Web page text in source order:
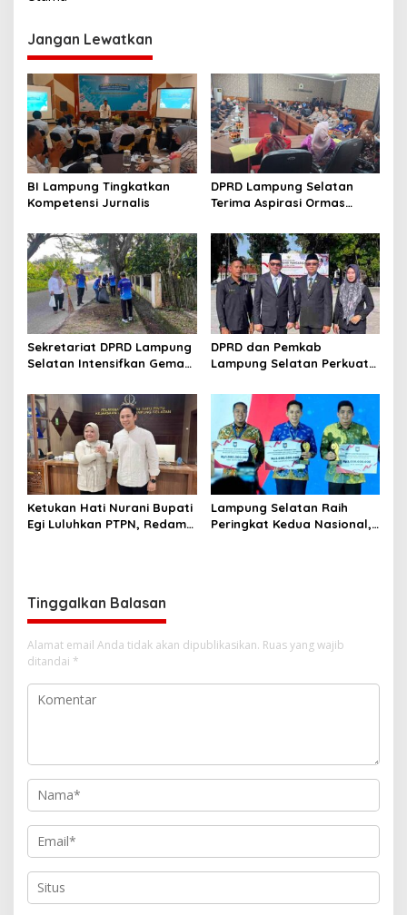
a
s
i
p
o
s
Jangan Lewatkan
BI Lampung Tingkatkan
Kompetensi Jurnalis
DPRD Lampung Selatan
Terima Aspirasi Ormas
Sekretariat DPRD Lampung
Selatan Intensifkan Gema
DPRD dan Pemkab
Lampung Selatan Perkuat
pada Hari Lahir Pancasila
Ketukan Hati Nurani Bupati
Egi Luluhkan PTPN, Redam
Lampung Selatan Raih
Peringkat Kedua Nasional,
Tinggalkan Balasan
Alamat email Anda tidak akan dipublikasikan. Ruas yang wajib
ditandai *